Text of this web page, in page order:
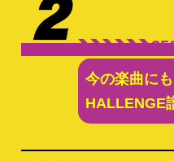
今の楽曲に
HALLENGE